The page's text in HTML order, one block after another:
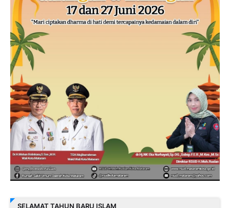
SELAMAT TAHUN BARU ISLAM